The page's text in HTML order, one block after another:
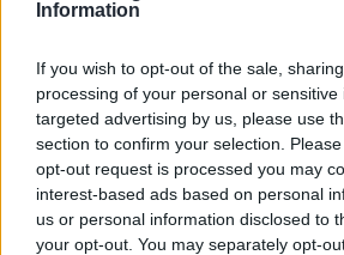
Information
If you wish to opt-out of the sale,
processing of your personal or
targeted advertising by us, please use
section to confirm your selection.
opt-out request is processed you may
interest-based ads based on personal
us or personal information disclosed to
your opt-out. You may separately opt-
ifrån - vi noterade 1,17 l/mil när vi
skyllde på att bilen gått bara ett par
Tvålitersturbon kan köras på etanol,
miljömotor har inte Saab. Ännu. Men
diesel med 119 grams utsläpp,